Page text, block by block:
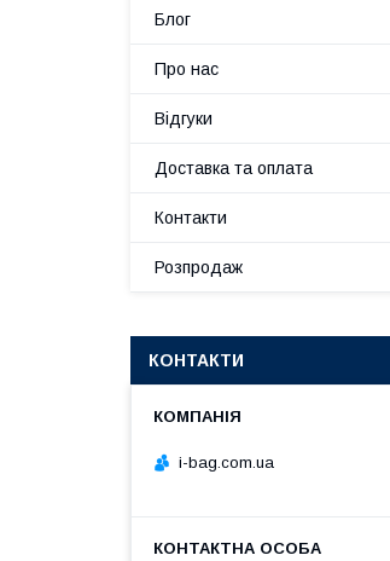
Блог
Про нас
Відгуки
Доставка та оплата
Контакти
Розпродаж
КОНТАКТИ
i-bag.com.ua